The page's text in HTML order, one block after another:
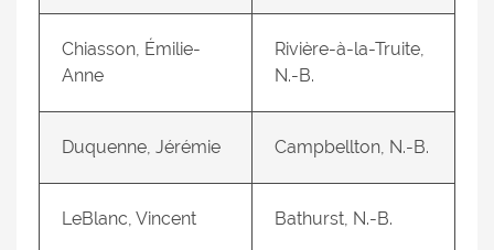
Chiasson, Émilie-
Anne
Rivière-à-la-Truite,
N.-B.
Duquenne, Jérémie Campbellton, N.-B.
LeBlanc, Vincent Bathurst, N.-B.